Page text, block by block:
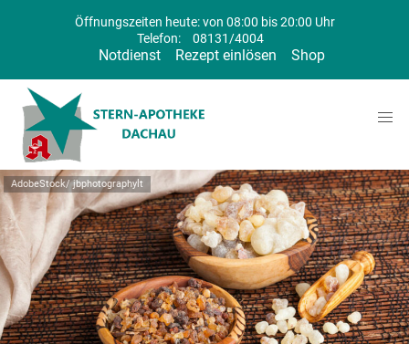
Öffnungszeiten heute: von 08:00 bis 20:00 Uhr
Telefon:
08131/4004
Notdienst Rezept einlösen Shop
AdobeStock/ jbphotographylt